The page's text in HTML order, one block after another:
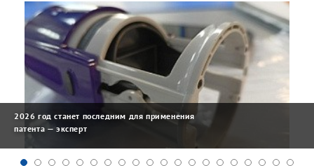
2026 год станет последним для применения
патента — эксперт